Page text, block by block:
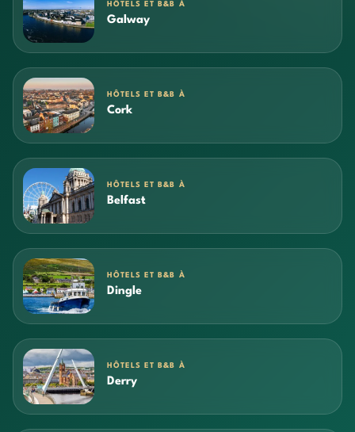
HÔTELS ET B&B À
Galway
HÔTELS ET B&B À
Cork
HÔTELS ET B&B À
Belfast
HÔTELS ET B&B À
Dingle
HÔTELS ET B&B À
Derry